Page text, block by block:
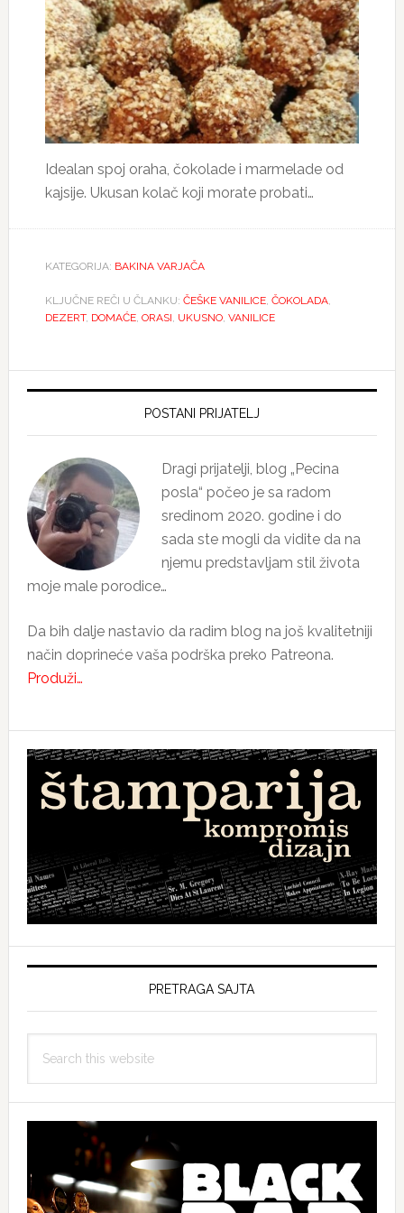
Idealan spoj oraha, čokolade i marmelade od
kajsije. Ukusan kolač koji morate probati…
KATEGORIJA: BAKINA VARJAČA
KLJUČNE REČI U ČLANKU: ČEŠKE VANILICE, ČOKOLADA,
DEZERT, DOMAĆE, ORASI UKUSNO, VANILICE
Primary
POSTANI PRIJATELJ
Dragi prijatelji, blog „Pecina
posla“ počeo je sa radom
sredinom 2020. godine i do
sada ste mogli da vidite da na
njemu predstavljam stil života
moje male porodice…
Da bih dalje nastavio da radim blog na još kvalitetniji
način doprineće vaša podrška preko Patreona.
Produži…
PRETRAGA SAJTA
this